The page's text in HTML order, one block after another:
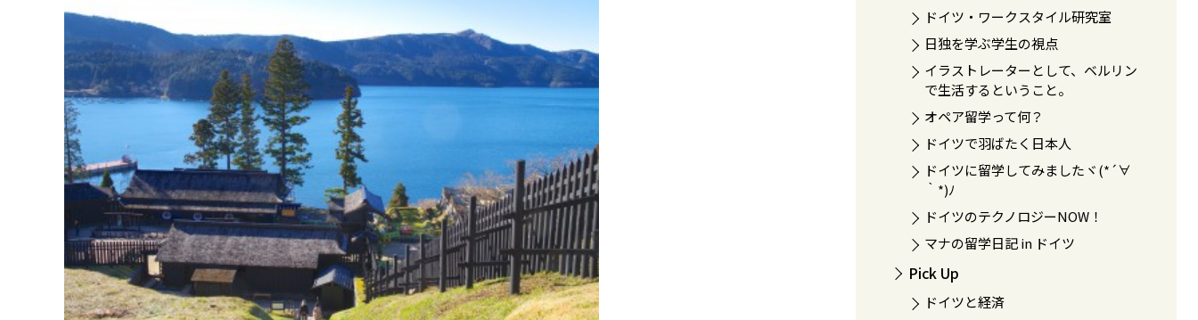
ドイツ・ワークスタイル研究室
日独を学ぶ学生の視点
イラストレーターとして、ベルリン
で生活するということ。
オペア留学って何？
ドイツで羽ばたく日本人
ドイツに留学してみましたヾ(*´∀
｀*)ﾉ
ドイツのテクノロジーNOW！
マナの留学日記 in ドイツ
Pick Up
ドイツと経済